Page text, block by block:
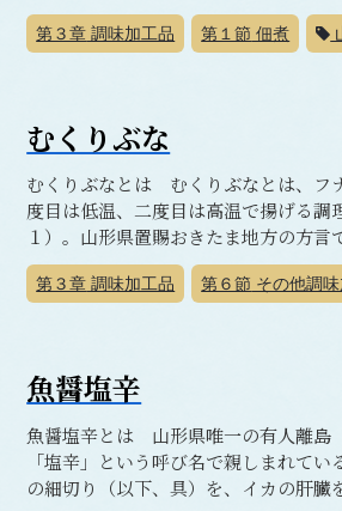
第３章 調味加工品 第１節 佃煮
むくりぶな
むくりぶなとは むくりぶなとは、フ
度目は低温、二度目は高温で揚げる
１）。山形県置賜おきたま地方の方
第３章 調味加工品 第６節 その他調
魚醤塩辛
魚醤塩辛とは 山形県唯一の有人離島
「塩辛」という呼び名で親しまれて
の細切り（以下、具）を、イカの肝